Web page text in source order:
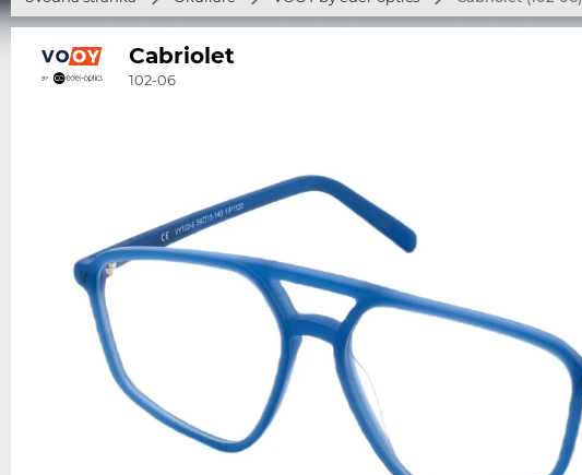
Cabriolet
102-06